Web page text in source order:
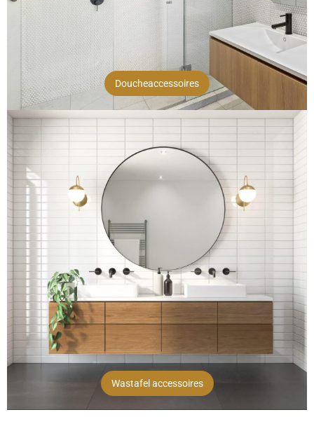
Doucheaccessoires
Wastafel accessoires